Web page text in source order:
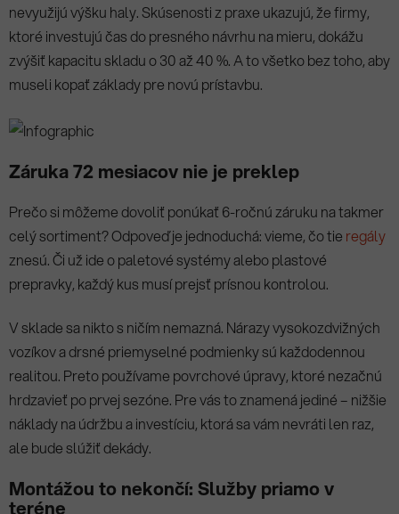
nevyužijú výšku haly. Skúsenosti z praxe ukazujú, že firmy,
ktoré investujú čas do presného návrhu na mieru, dokážu
zvýšiť kapacitu skladu o 30 až 40 %. A to všetko bez toho, aby
museli kopať základy pre novú prístavbu.
Záruka 72 mesiacov nie je preklep
Prečo si môžeme dovoliť ponúkať 6-ročnú záruku na takmer
celý sortiment? Odpoveď je jednoduchá: vieme, čo tie regály
znesú. Či už ide o paletové systémy alebo plastové
prepravky, každý kus musí prejsť prísnou kontrolou.
V sklade sa nikto s ničím nemazná. Nárazy vysokozdvižných
vozíkov a drsné priemyselné podmienky sú každodennou
realitou. Preto používame povrchové úpravy, ktoré nezačnú
hrdzavieť po prvej sezóne. Pre vás to znamená jediné – nižšie
náklady na údržbu a investíciu, ktorá sa vám nevráti len raz,
ale bude slúžiť dekády.
Montážou to nekončí: Služby priamo v
teréne